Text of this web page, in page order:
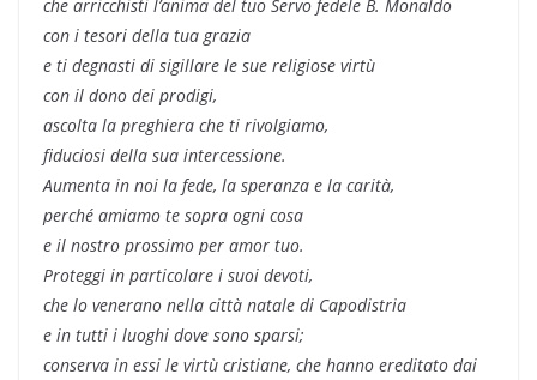
che arricchisti l’anima del tuo Servo fedele B. Monaldo
con i tesori della tua grazia
e ti degnasti di sigillare le sue religiose virtù
con il dono dei prodigi,
ascolta la preghiera che ti rivolgiamo,
fiduciosi della sua intercessione.
Aumenta in noi la fede, la speranza e la carità,
perché amiamo te sopra ogni cosa
e il nostro prossimo per amor tuo.
Proteggi in particolare i suoi devoti,
che lo venerano nella città natale di Capodistria
e in tutti i luoghi dove sono sparsi;
conserva in essi le virtù cristiane, che hanno ereditato dai